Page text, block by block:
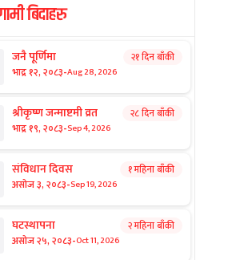
बिदाहरु
जनै पूर्णिमा
भाद्र १२, २०८३-Aug 28, 2026
२१ दिन बाँकी
श्रीकृष्ण जन्माष्टमी व्रत
भाद्र १९, २०८३-Sep 4, 2026
२८ दिन बाँकी
संविधान दिवस
असोज ३, २०८३-Sep 19, 2026
१ महिना बाँकी
घटस्थापना
असोज २५, २०८३-Oct 11, 2026
२ महिना बाँकी